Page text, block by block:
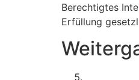
Berechtigtes
Erfüllung